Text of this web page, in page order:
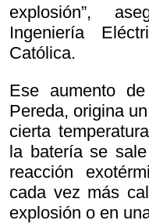
explosión”,
Ingeniería
Católica.
Ese aumento
Pereda, origina
cierta
la batería se
reacción
cada vez más
explosión o en